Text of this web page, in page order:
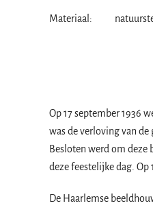
Materiaal:
Op 17 september 1936
was de verloving van
Besloten werd om deze
deze feestelijke dag. Op
De Haarlemse